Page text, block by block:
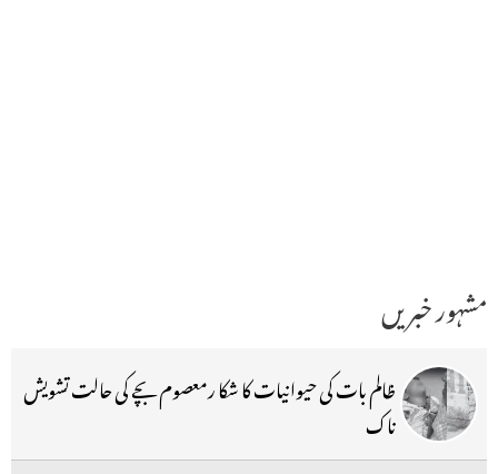
مشہور خبریں
ظالم بات کی حیوانیات کا شکا رمعصوم بچے کی حالت تشویش
ناک